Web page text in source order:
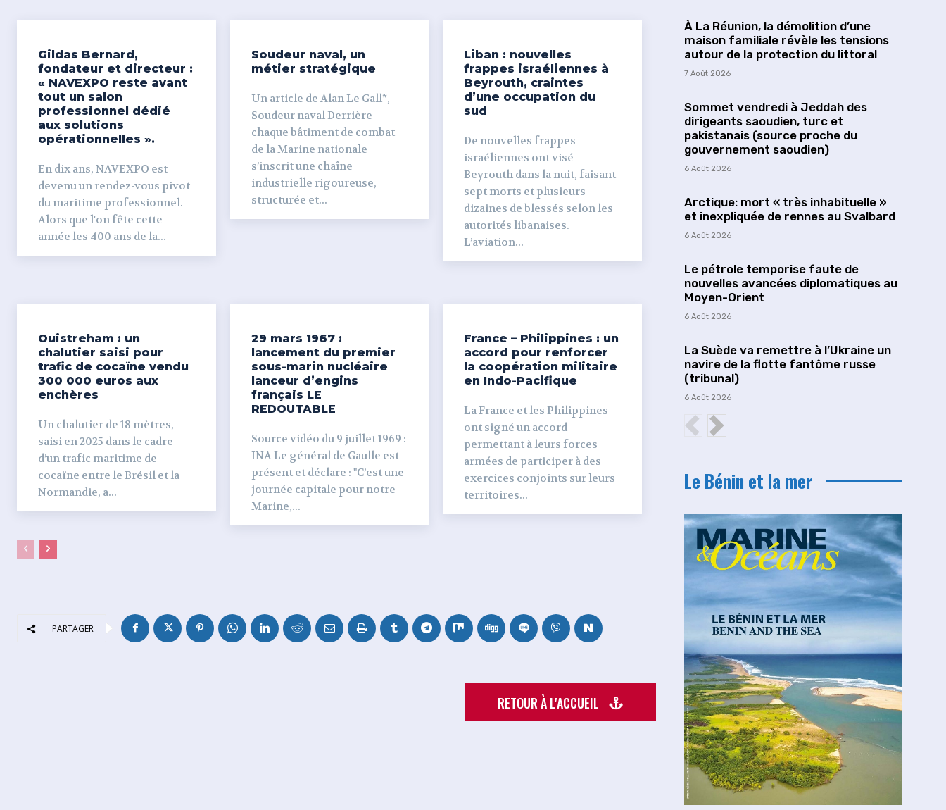
Gildas Bernard,
fondateur et directeur :
« NAVEXPO reste avant
tout un salon
professionnel dédié
aux solutions
opérationnelles ».
En dix ans, NAVEXPO est
devenu un rendez-vous pivot
du maritime professionnel.
Alors que l'on fête cette
année les 400 ans de la...
Soudeur naval, un
métier stratégique
Un article de Alan Le Gall*,
Soudeur naval Derrière
chaque bâtiment de combat
de la Marine nationale
s’inscrit une chaîne
industrielle rigoureuse,
structurée et...
Liban : nouvelles
frappes israéliennes à
Beyrouth, craintes
d’une occupation du
sud
De nouvelles frappes
israéliennes ont visé
Beyrouth dans la nuit, faisant
sept morts et plusieurs
dizaines de blessés selon les
autorités libanaises.
L’aviation...
Ouistreham : un
chalutier saisi pour
trafic de cocaïne vendu
300 000 euros aux
enchères
Un chalutier de 18 mètres,
saisi en 2025 dans le cadre
d’un trafic maritime de
cocaïne entre le Brésil et la
Normandie, a...
29 mars 1967 :
lancement du premier
sous-marin nucléaire
lanceur d’engins
français LE
REDOUTABLE
Source vidéo du 9 juillet 1969 :
INA Le général de Gaulle est
présent et déclare : "C’est une
journée capitale pour notre
Marine,...
France – Philippines : un
accord pour renforcer
la coopération militaire
en Indo-Pacifique
La France et les Philippines
ont signé un accord
permettant à leurs forces
armées de participer à des
exercices conjoints sur leurs
territoires...
PARTAGER
RETOUR À L'ACCUEIL
À La Réunion, la démolition d’une
maison familiale révèle les tensions
autour de la protection du littoral
7 Août 2026
Sommet vendredi à Jeddah des
dirigeants saoudien, turc et
pakistanais (source proche du
gouvernement saoudien)
6 Août 2026
Arctique: mort « très inhabituelle »
et inexpliquée de rennes au Svalbard
6 Août 2026
Le pétrole temporise faute de
nouvelles avancées diplomatiques au
Moyen-Orient
6 Août 2026
La Suède va remettre à l’Ukraine un
navire de la flotte fantôme russe
(tribunal)
6 Août 2026
Le Bénin et la mer